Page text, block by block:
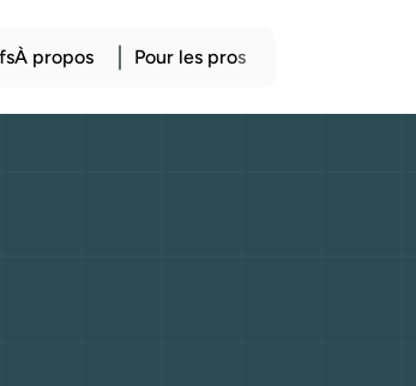
À propos Pour les pros